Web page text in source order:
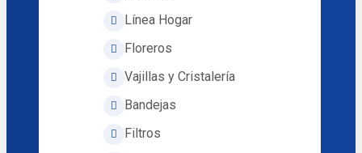
Línea Hogar
Floreros
Vajillas y Cristalería
Bandejas
Filtros